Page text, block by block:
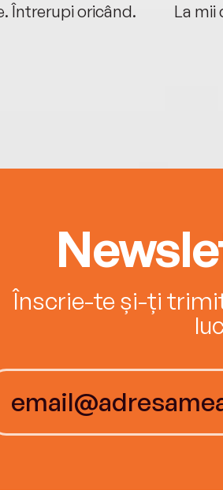
Întrerupi oricând.
La mii
Înscrie-te și-ți